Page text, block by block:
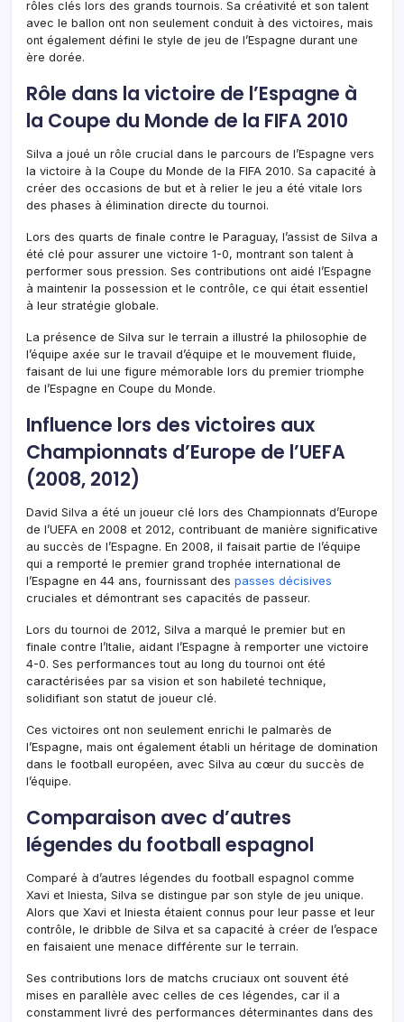
rôles clés lors des grands tournois. Sa créativité et son talent
avec le ballon ont non seulement conduit à des victoires, mais
ont également défini le style de jeu de l’Espagne durant une
ère dorée.
Rôle dans la victoire de l’Espagne à
la Coupe du Monde de la FIFA 2010
Silva a joué un rôle crucial dans le parcours de l’Espagne vers
la victoire à la Coupe du Monde de la FIFA 2010. Sa capacité à
créer des occasions de but et à relier le jeu a été vitale lors
des phases à élimination directe du tournoi.
Lors des quarts de finale contre le Paraguay, l’assist de Silva a
été clé pour assurer une victoire 1-0, montrant son talent à
performer sous pression. Ses contributions ont aidé l’Espagne
à maintenir la possession et le contrôle, ce qui était essentiel
à leur stratégie globale.
La présence de Silva sur le terrain a illustré la philosophie de
l’équipe axée sur le travail d’équipe et le mouvement fluide,
faisant de lui une figure mémorable lors du premier triomphe
de l’Espagne en Coupe du Monde.
Influence lors des victoires aux
Championnats d’Europe de l’UEFA
(2008, 2012)
David Silva a été un joueur clé lors des Championnats d’Europe
de l’UEFA en 2008 et 2012, contribuant de manière significative
au succès de l’Espagne. En 2008, il faisait partie de l’équipe
qui a remporté le premier grand trophée international de
l’Espagne en 44 ans, fournissant des passes décisives
cruciales et démontrant ses capacités de passeur.
Lors du tournoi de 2012, Silva a marqué le premier but en
finale contre l’Italie, aidant l’Espagne à remporter une victoire
4-0. Ses performances tout au long du tournoi ont été
caractérisées par sa vision et son habileté technique,
solidifiant son statut de joueur clé.
Ces victoires ont non seulement enrichi le palmarès de
l’Espagne, mais ont également établi un héritage de domination
dans le football européen, avec Silva au cœur du succès de
l’équipe.
Comparaison avec d’autres
légendes du football espagnol
Comparé à d’autres légendes du football espagnol comme
Xavi et Iniesta, Silva se distingue par son style de jeu unique.
Alors que Xavi et Iniesta étaient connus pour leur passe et leur
contrôle, le dribble de Silva et sa capacité à créer de l’espace
en faisaient une menace différente sur le terrain.
Ses contributions lors de matchs cruciaux ont souvent été
mises en parallèle avec celles de ces légendes, car il a
constamment livré des performances déterminantes dans des